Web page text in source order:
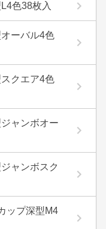
色38枚入
ーバル4色
クエア4色
ャンボオー
ャンボスク
ップ深型M4